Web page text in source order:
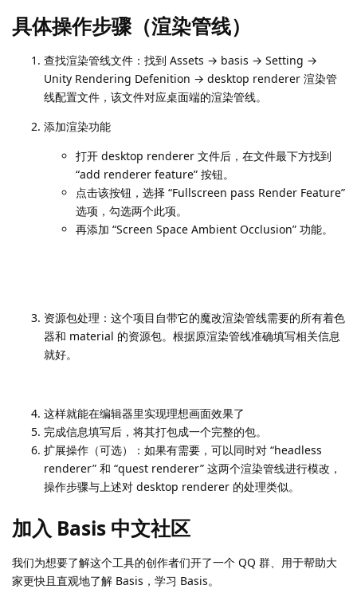
具体操作步骤（渲染管线）
查找渲染管线文件：找到 Assets → basis → Setting →
Unity Rendering Defenition → desktop renderer 渲染管
线配置文件，该文件对应桌面端的渲染管线。
添加渲染功能
打开 desktop renderer 文件后，在文件最下方找到
“add renderer feature” 按钮。
点击该按钮，选择 “Fullscreen pass Render Feature”
选项，勾选两个此项。
再添加 “Screen Space Ambient Occlusion” 功能。
资源包处理：这个项目自带它的魔改渲染管线需要的所有着色
器和 material 的资源包。根据原渲染管线准确填写相关信息
就好。
这样就能在编辑器里实现理想画面效果了
完成信息填写后，将其打包成一个完整的包。
扩展操作（可选）：如果有需要，可以同时对 “headless
renderer” 和 “quest renderer” 这两个渲染管线进行模改，
操作步骤与上述对 desktop renderer 的处理类似。
加入 Basis 中文社区
我们为想要了解这个工具的创作者们开了一个 QQ 群、用于帮助大
家更快且直观地了解 Basis，学习 Basis。